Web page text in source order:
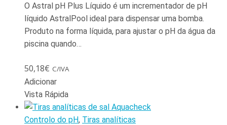
O Astral pH Plus Líquido é um incrementador de pH
líquido AstralPool ideal para dispensar uma bomba.
Produto na forma líquida, para ajustar o pH da água da
piscina quando…
50,18€ C/IVA
Adicionar
Vista Rápida
Controlo do pH, Tiras analíticas